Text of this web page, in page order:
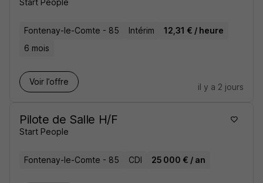
Start People
Fontenay-le-Comte - 85 Intérim
12,31 € / heure
6 mois
Voir l’offre
il y a 2 jours
Pilote de Salle H/F
Start People
Fontenay-le-Comte - 85 CDI 25 000 € / an